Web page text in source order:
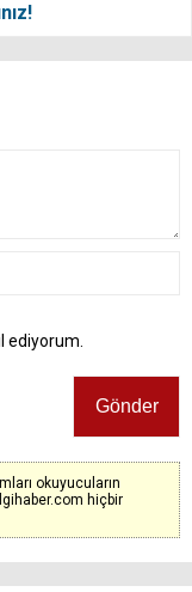
ediyorum.
okuyucuların
hiçbir